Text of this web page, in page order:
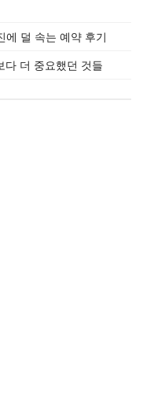
에 덜 속는 예약 후기
다 더 중요했던 것들